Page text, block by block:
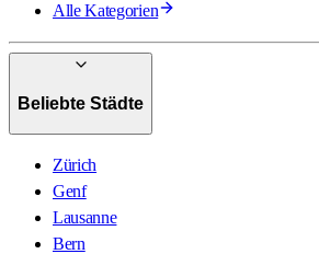
Alle Kategorien
Beliebte Städte
Zürich
Genf
Lausanne
Bern